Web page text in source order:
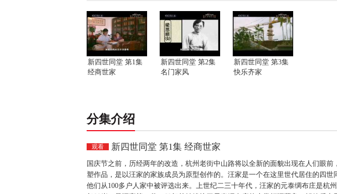
新四世同堂 第1集
经商世家
新四世同堂 第2集
名门家风
新四世同堂 第3集
快乐齐家
分集介绍
观看 新四世同堂 第1集 经商世家
国庆节之前，历经两年的改造，杭州老街中山路将以全新的面貌出现在人们眼
塑作品，是以汪家的家族成员为原型创作的。汪家是一个在这里世代居住的四世
他们从100多户人家中被评选出来。上世纪二三十年代，汪家的元泰绸布庄是杭